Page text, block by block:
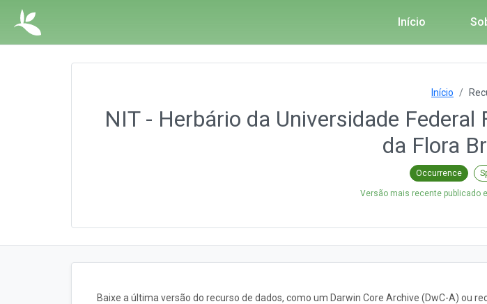
Início
Início
NIT - Herbário da Universidade
da Flora
Occurrence
Versão mais recente publicado
Baixe a última versão do recurso de dados, como um Darwin Core Archive (DwC-A) ou